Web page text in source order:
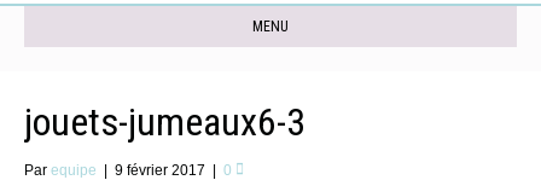
MENU
jouets-jumeaux6-3
Par equipe | 9 février 2017 | 0